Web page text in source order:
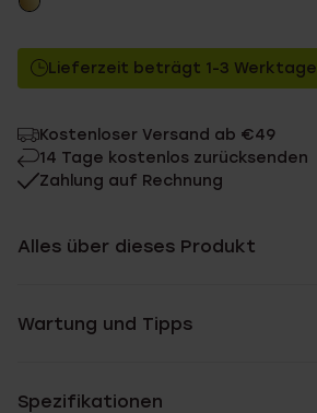
Lieferzeit beträgt 1-3 Werktage
Kostenloser Versand ab €49
14 Tage kostenlos zurücksenden
Zahlung auf Rechnung
Alles über dieses Produkt
Wartung und Tipps
Spezifikationen